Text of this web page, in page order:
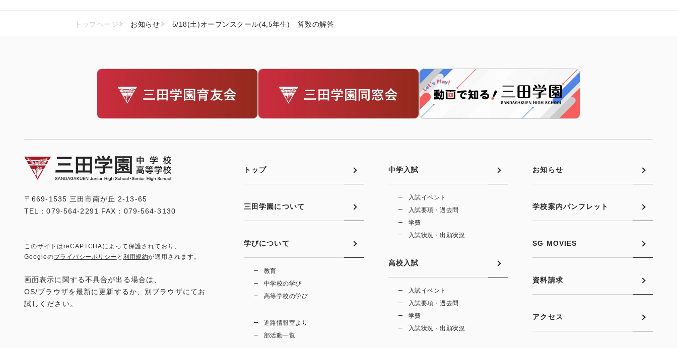
トップページ お知らせ 5/18(土)オープンスクール(4,5年生) 算数の解答
〒669-1535 三田市南が丘 2-13-65
TEL：079-564-2291 FAX：079-564-3130
このサイトはreCAPTCHAによって保護されており、
Googleのプライバシーポリシー と 利用規約が適用されます。
画面表示に関する不具合が出る場合は、
OS/ブラウザを最新に更新するか、別ブラウザにてお
試しください。
トップ
三田学園について
学びについて
教育
中学校の学び
高等学校の学び
進路情報室より
部活動一覧
中学入試
入試イベント
入試要項・過去問
学費
入試状況・出願状況
高校入試
入試イベント
入試要項・過去問
学費
入試状況・出願状況
お知らせ
学校案内パンフレット
SG MOVIES
資料請求
アクセス